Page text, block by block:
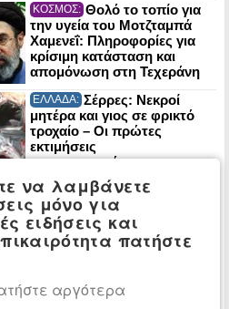
ΚΟΣΜΟΣ: Θολό το τοπίο για
την υγεία του Μοτζταμπά
Χαμενεΐ: Πληροφορίες για
κρίσιμη κατάσταση και
απομόνωση στη Τεχεράνη
ΕΛΛΑΔΑ: Σέρρες: Νεκροί
μητέρα και γιος σε φρικτό
τροχαίο – Οι πρώτες
εκτιμήσεις
πραγματογνώμονα
ΠΟΛΙΤΙΚΗ: ΠΑΣΟΚ: Έκθεση-
κόλαφος του ΟΟΣΑ διαλύει
το success story της
κυβέρνησης
διακοπές ο Κυριάκος
να λαμβάνετε
μόνο για
ειδήσεις και
πατήστε
αργότερα